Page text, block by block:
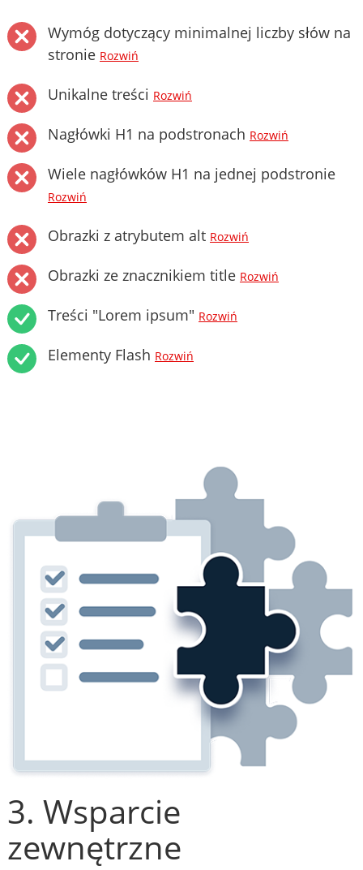
Wymóg dotyczący minimalnej liczby słów na
stronie Rozwiń
Unikalne treści Rozwiń
Nagłówki H1 na podstronach Rozwiń
Wiele nagłówków H1 na jednej podstronie
Rozwiń
Obrazki z atrybutem alt Rozwiń
Obrazki ze znacznikiem title Rozwiń
Treści "Lorem ipsum" Rozwiń
Elementy Flash Rozwiń
3. Wsparcie
zewnętrzne